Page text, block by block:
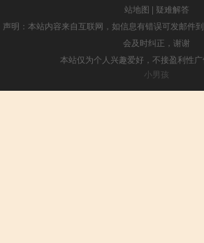
站地图 | 疑难解答
声明：本站内容来自互联网，如信息有错误可发邮件
会及时纠正，谢谢
本站仅为个人兴趣爱好，不接盈利性
小男孩